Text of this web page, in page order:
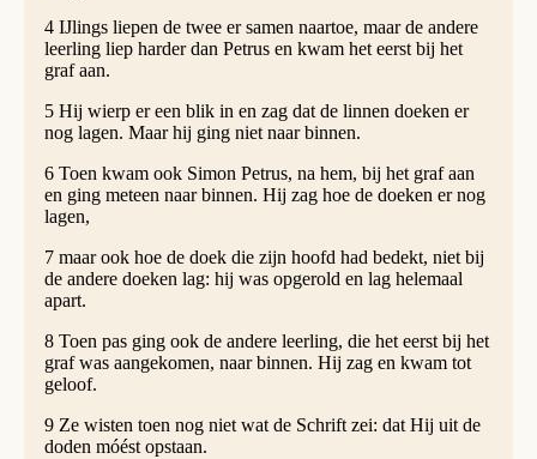
4 IJlings liepen de twee er samen naartoe, maar de andere
leerling liep harder dan Petrus en kwam het eerst bij het
graf aan.
5 Hij wierp er een blik in en zag dat de linnen doeken er
nog lagen. Maar hij ging niet naar binnen.
6 Toen kwam ook Simon Petrus, na hem, bij het graf aan
en ging meteen naar binnen. Hij zag hoe de doeken er nog
lagen,
7 maar ook hoe de doek die zijn hoofd had bedekt, niet bij
de andere doeken lag: hij was opgerold en lag helemaal
apart.
8 Toen pas ging ook de andere leerling, die het eerst bij het
graf was aangekomen, naar binnen. Hij zag en kwam tot
geloof.
9 Ze wisten toen nog niet wat de Schrift zei: dat Hij uit de
doden móést opstaan.